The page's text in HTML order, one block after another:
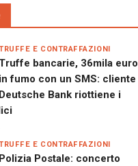
Truffe bancarie, 36mila euro
in fumo con un SMS: cliente
Deutsche Bank riottiene i
E CONTRAFFAZIONI
Polizia Postale: concerto
E CONTRAFFAZIONI